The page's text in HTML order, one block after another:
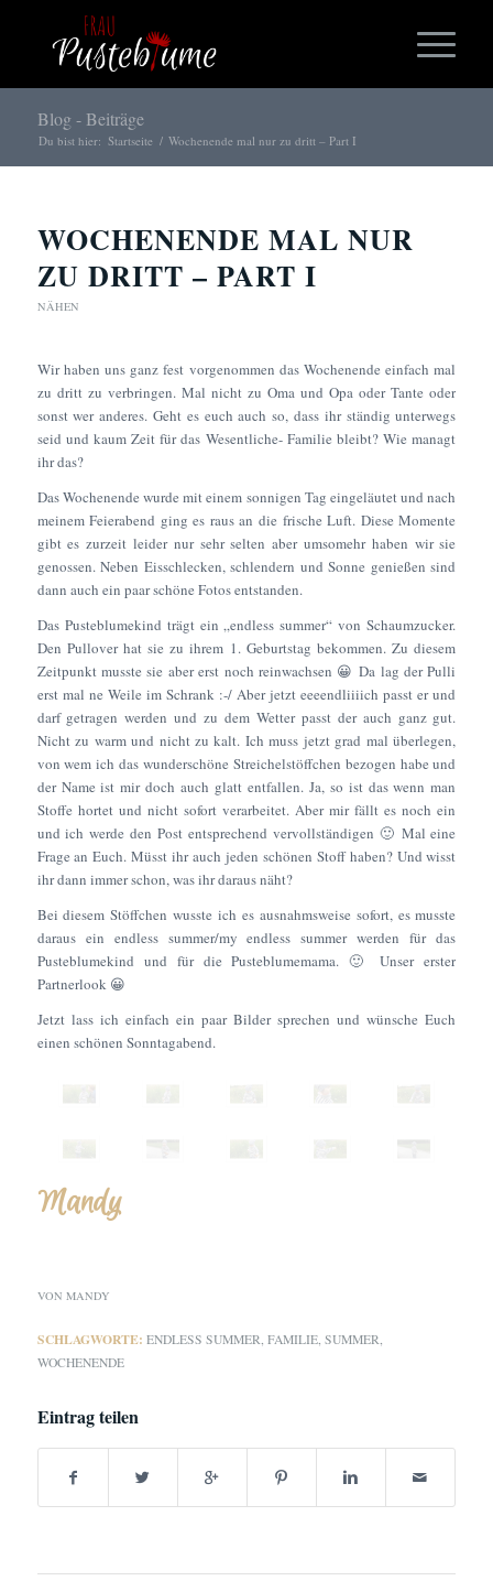
Blog - Beiträge
Du bist hier: Startseite / Wochenende mal nur zu dritt – Part I
WOCHENENDE MAL NUR
ZU DRITT – PART I
NÄHEN
Wir haben uns ganz fest vorgenommen das Wochenende einfach mal
zu dritt zu verbringen. Mal nicht zu Oma und Opa oder Tante oder
sonst wer anderes. Geht es euch auch so, dass ihr ständig unterwegs
seid und kaum Zeit für das Wesentliche- Familie bleibt? Wie managt
ihr das?
Das Wochenende wurde mit einem sonnigen Tag eingeläutet und nach
meinem Feierabend ging es raus an die frische Luft. Diese Momente
gibt es zurzeit leider nur sehr selten aber umsomehr haben wir sie
genossen. Neben Eisschlecken, schlendern und Sonne genießen sind
dann auch ein paar schöne Fotos entstanden.
Das Pusteblumekind trägt ein „endless summer“ von Schaumzucker.
Den Pullover hat sie zu ihrem 1. Geburtstag bekommen. Zu diesem
Zeitpunkt musste sie aber erst noch reinwachsen 😀 Da lag der Pulli
erst mal ne Weile im Schrank :-/ Aber jetzt eeeendliiiich passt er und
darf getragen werden und zu dem Wetter passt der auch ganz gut.
Nicht zu warm und nicht zu kalt. Ich muss jetzt grad mal überlegen,
von wem ich das wunderschöne Streichelstöffchen bezogen habe und
der Name ist mir doch auch glatt entfallen. Ja, so ist das wenn man
Stoffe hortet und nicht sofort verarbeitet. Aber mir fällt es noch ein
und ich werde den Post entsprechend vervollständigen 🙂 Mal eine
Frage an Euch. Müsst ihr auch jeden schönen Stoff haben? Und wisst
ihr dann immer schon, was ihr daraus näht?
Bei diesem Stöffchen wusste ich es ausnahmsweise sofort, es musste
daraus ein endless summer/my endless summer werden für das
Pusteblumekind und für die Pusteblumemama. 🙂 Unser erster
Partnerlook 😀
Jetzt lass ich einfach ein paar Bilder sprechen und wünsche Euch
einen schönen Sonntagabend.
Mandy
VON MANDY
SCHLAGWORTE: ENDLESS SUMMER, FAMILIE, SUMMER,
WOCHENENDE
Eintrag teilen